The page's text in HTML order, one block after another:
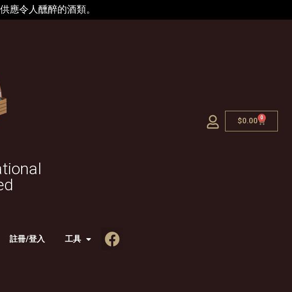
應令人醺醉的酒類。
$0.00 0
註冊/登入 工具